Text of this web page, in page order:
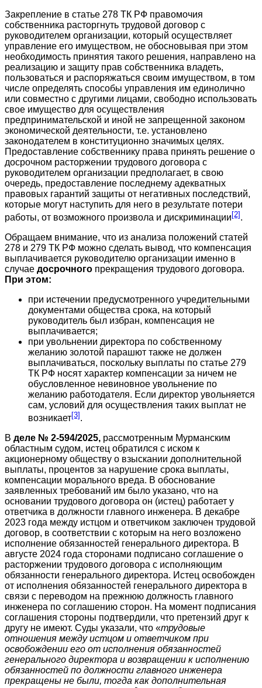
Закрепление в статье 278 ТК РФ правомочия
собственника расторгнуть трудовой договор с
руководителем организации, который осуществляет
управление его имуществом, не обосновывая при этом
необходимость принятия такого решения, направлено на
реализацию и защиту прав собственника владеть,
пользоваться и распоряжаться своим имуществом, в том
числе определять способы управления им единолично
или совместно с другими лицами, свободно использовать
свое имущество для осуществления
предпринимательской и иной не запрещенной законом
экономической деятельности, т.е. установлено
законодателем в конституционно значимых целях.
Предоставление собственнику права принять решение о
досрочном расторжении трудового договора с
руководителем организации предполагает, в свою
очередь, предоставление последнему адекватных
правовых гарантий защиты от негативных последствий,
которые могут наступить для него в результате потери
работы, от возможного произвола и дискриминации [2] .
Обращаем внимание, что из анализа положений статей
278 и 279 ТК РФ можно сделать вывод, что компенсация
выплачивается руководителю организации именно в
случае досрочного прекращения трудового договора.
При этом:
при истечении предусмотренного учредительными
документами общества срока, на который
руководитель был избран, компенсация не
выплачивается;
при увольнении директора по собственному
желанию золотой парашют также не должен
выплачиваться, поскольку выплаты по статье 279
ТК РФ носят характер компенсации за ничем не
обусловленное невиновное увольнение по
желанию работодателя. Если директор увольняется
сам, условий для осуществления таких выплат не
возникает[3] .
В деле № 2-594/2025, рассмотренным Мурманским
областным судом, истец обратился с иском к
акционерному обществу о взыскании дополнительной
выплаты, процентов за нарушение срока выплаты,
компенсации морального вреда. В обоснование
заявленных требований им было указано, что на
основании трудового договора он (истец) работает у
ответчика в должности главного инженера. В декабре
2023 года между истцом и ответчиком заключен трудовой
договор, в соответствии с которым на него возложено
исполнение обязанностей генерального директора. В
августе 2024 года сторонами подписано соглашение о
расторжении трудового договора с исполняющим
обязанности генерального директора. Истец освобожден
от исполнения обязанностей генерального директора в
связи с переводом на прежнюю должность главного
инженера по соглашению сторон. На момент подписания
соглашения стороны подтвердили, что претензий друг к
другу не имеют. Суды указали, что «трудовые
отношения между истцом и ответчиком при
освобождении его от исполнения обязанностей
генерального директора и возвращении к исполнению
обязанностей по должности главного инженера
прекращены не были, тогда как дополнительная